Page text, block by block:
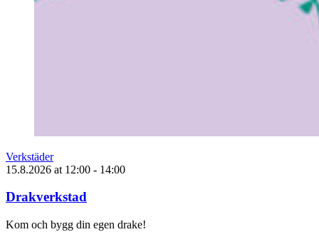
Verkstäder
15.8.2026 at 12:00 - 14:00
Drakverkstad
Kom och bygg din egen drake!